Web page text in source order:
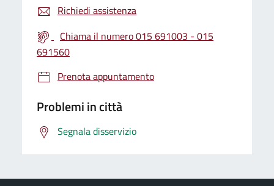
Richiedi assistenza
Chiama il numero 015 691003 - 015
691560
Prenota appuntamento
Problemi in città
Segnala disservizio